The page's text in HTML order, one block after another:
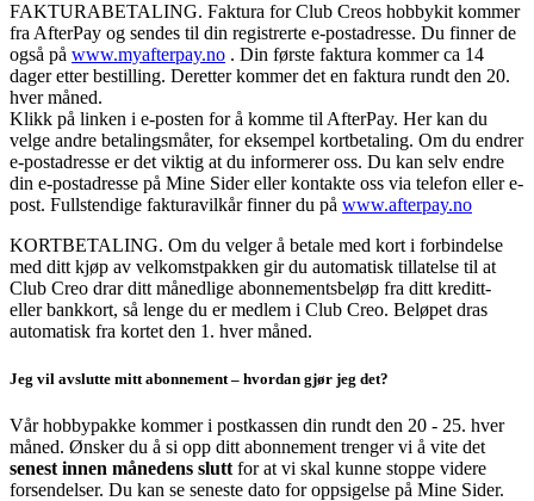
FAKTURABETALING. Faktura for Club Creos hobbykit kommer
fra AfterPay og sendes til din registrerte e-postadresse. Du finner de
også på www.myafterpay.no . Din første faktura kommer ca 14
dager etter bestilling. Deretter kommer det en faktura rundt den 20.
hver måned.
Klikk på linken i e-posten for å komme til AfterPay. Her kan du
velge andre betalingsmåter, for eksempel kortbetaling. Om du endrer
e-postadresse er det viktig at du informerer oss. Du kan selv endre
din e-postadresse på Mine Sider eller kontakte oss via telefon eller e-
post. Fullstendige fakturavilkår finner du på www.afterpay.no
KORTBETALING. Om du velger å betale med kort i forbindelse
med ditt kjøp av velkomstpakken gir du automatisk tillatelse til at
Club Creo drar ditt månedlige abonnementsbeløp fra ditt kreditt-
eller bankkort, så lenge du er medlem i Club Creo. Beløpet dras
automatisk fra kortet den 1. hver måned.
Jeg vil avslutte mitt abonnement – hvordan gjør jeg det?
Vår hobbypakke kommer i postkassen din rundt den 20 - 25. hver
måned. Ønsker du å si opp ditt abonnement trenger vi å vite det
senest innen månedens slutt for at vi skal kunne stoppe videre
forsendelser. Du kan se seneste dato for oppsigelse på Mine Sider.